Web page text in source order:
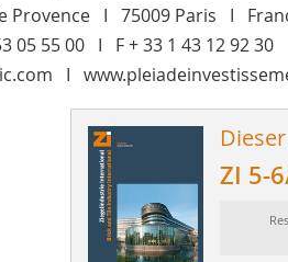
Provence I 75009 Paris I
05 55 00 I F + 33 1 43 12 92 30
I
ZI 5-